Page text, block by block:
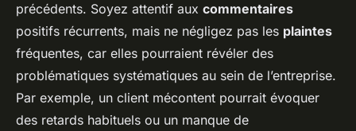
précédents. Soyez attentif aux commentaires
positifs récurrents, mais ne négligez pas les plaintes
fréquentes, car elles pourraient révéler des
problématiques systématiques au sein de l’entreprise.
Par exemple, un client mécontent pourrait évoquer
des retards habituels ou un manque de